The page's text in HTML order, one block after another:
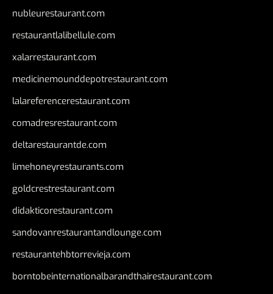
nubleurestaurant.com
restaurantlalibellule.com
xalarrestaurant.com
medicinemounddepotrestaurant.com
lalareferencerestaurant.com
comadresrestaurant.com
deltarestaurantde.com
limehoneyrestaurants.com
goldcrestrestaurant.com
didakticorestaurant.com
sandovanrestaurantandlounge.com
restaurantehbtorrevieja.com
borntobeinternationalbarandthairestaurant.com